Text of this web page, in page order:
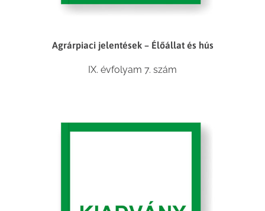
Agrárpiaci jelentések – Élőállat és hús
IX. évfolyam 7. szám